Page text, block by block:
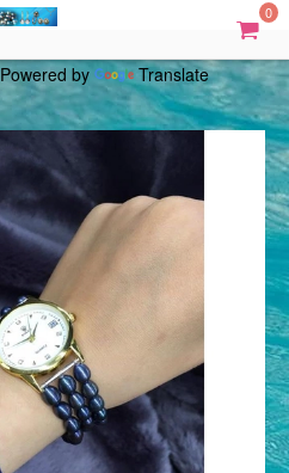
0
Powered by Translate